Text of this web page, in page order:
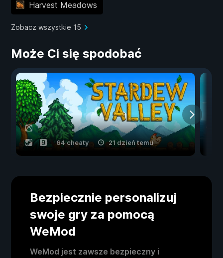
Harvest Meadows
Zobacz wszystkie 15
Może Ci się spodobać
64 cheaty 21 dzień temu
Bezpiecznie personalizuj
swoje gry za pomocą
WeMod
WeMod jest zawsze bezpieczny i